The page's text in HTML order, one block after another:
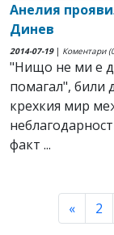
Анелия
Динев
2014-07-19| Коментари
"Нищо не ми е
помагал", били
крехкия мир
факт ...
« 2